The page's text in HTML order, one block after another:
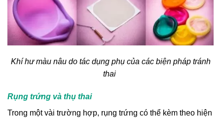
Khí hư màu nâu do tác dụng phụ của các biện pháp tránh
thai
Rụng trứng và thụ thai
Trong một vài trường hợp, rụng trứng có thể kèm theo hiện